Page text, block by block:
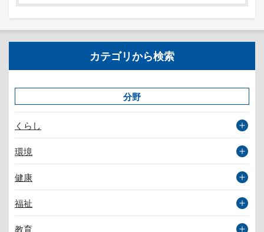
カテゴリから検索
分野
くらし
環境
健康
福祉
教育